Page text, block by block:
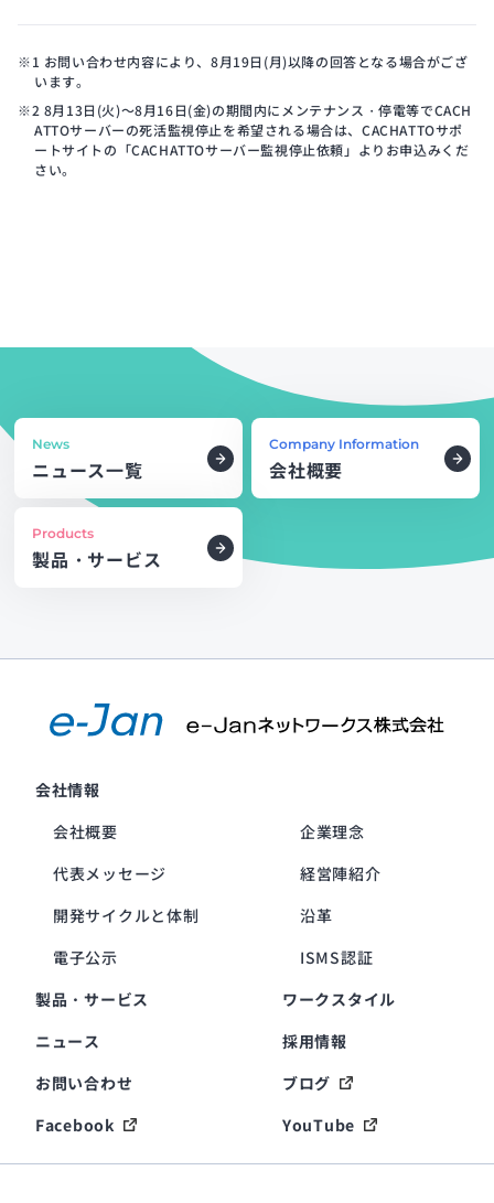
※1 お問い合わせ内容により、8月19日(月)以降の回答となる場合がござ
います。
※2 8月13日(火)～8月16日(金)の期間内にメンテナンス・停電等でCACH
ATTOサーバーの死活監視停止を希望される場合は、CACHATTOサポ
ートサイトの「CACHATTOサーバー監視停止依頼」よりお申込みくだ
さい。
News
ニュース一覧
Company Information
会社概要
Products
製品・サービス
会社情報
会社概要
企業理念
代表メッセージ
経営陣紹介
開発サイクルと体制
沿革
電子公示
ISMS認証
製品・サービス
ワークスタイル
ニュース
採用情報
お問い合わせ
ブログ
Facebook
YouTube